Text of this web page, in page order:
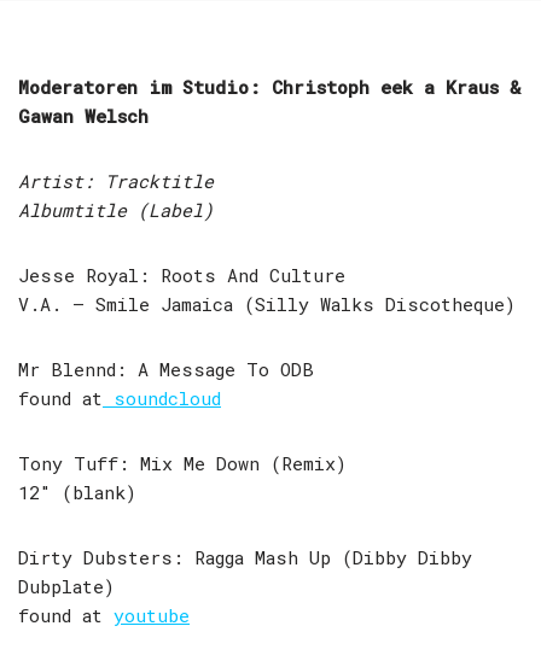
Moderatoren im Studio: Christoph eek a Kraus &
Gawan Welsch
Artist: Tracktitle
Albumtitle (Label)
Jesse Royal: Roots And Culture
V.A. – Smile Jamaica (Silly Walks Discotheque)
Mr Blennd: A Message To ODB
found at soundcloud
Tony Tuff: Mix Me Down (Remix)
12″ (blank)
Dirty Dubsters: Ragga Mash Up (Dibby Dibby
Dubplate)
found at youtube